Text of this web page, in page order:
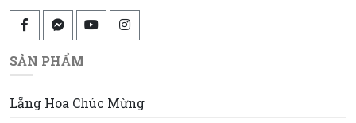
SẢN PHẨM
Lẵng Hoa Chúc Mừng